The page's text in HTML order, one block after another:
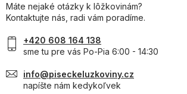
Máte nejaké otázky k lôžkovinám?
Kontaktujte nás, radi vám poradíme.
+420 608 164 138
sme tu pre vás Po-Pia 6:00 - 14:30
info@piseckeluzkoviny.cz
napíšte nám kedykoľvek